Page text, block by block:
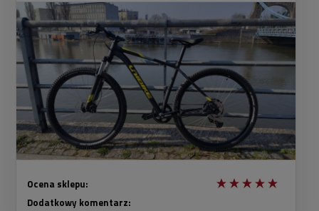
Ocena sklepu:
Dodatkowy komentarz: